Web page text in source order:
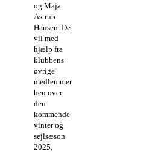
og Maja
Astrup
Hansen. De
vil med
hjælp fra
klubbens
øvrige
medlemmer
hen over
den
kommende
vinter og
sejlsæson
2025,